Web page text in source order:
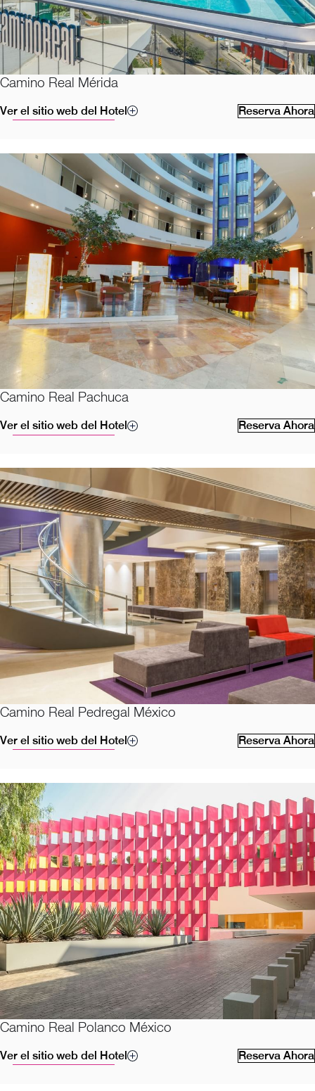
Camino Real Mérida
Ver el sitio web del Hotel Reserva Ahora
Camino Real Pachuca
Ver el sitio web del Hotel Reserva Ahora
Camino Real Pedregal México
Ver el sitio web del Hotel Reserva Ahora
Camino Real Polanco México
Ver el sitio web del Hotel Reserva Ahora